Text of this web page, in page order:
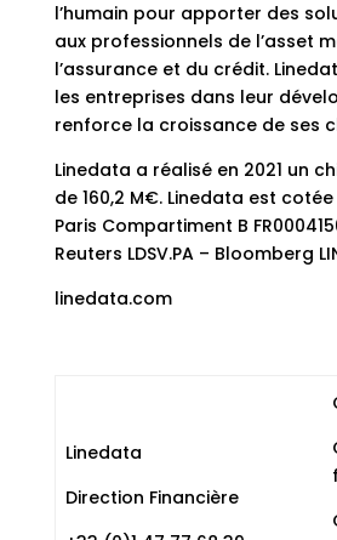
l’humain pour apporter des
aux professionnels de l’asset
l’assurance et du crédit.
les entreprises dans leur
renforce la croissance de ses
Linedata a réalisé en 2021 un
de 160,2 M€. Linedata est
Paris Compartiment B
Reuters LDSV.PA – Bloomberg
linedata.com
Linedata
Direction Financière